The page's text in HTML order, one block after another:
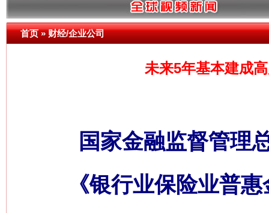
首页»财经/企业公司
未来5年基本建成
国家金融监督管理
《银行业保险业普